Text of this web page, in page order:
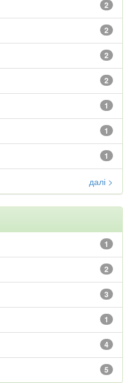
2
2
2
2
1
1
1
далі >
1
2
3
1
4
5